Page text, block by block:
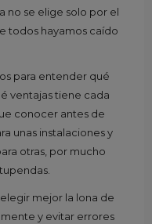
no se elige solo por el
todos hayamos caído
para entender qué
ventajas tiene cada
conocer antes de
unas instalaciones y
otras, por mucho
mejor la lona de
y evitar errores